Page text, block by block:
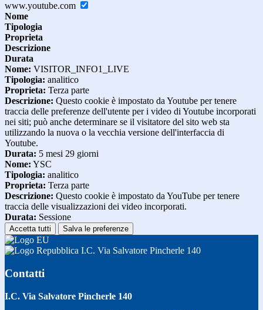
www.youtube.com
Nome
Tipologia
Proprieta
Descrizione
Durata
Nome: VISITOR_INFO1_LIVE
Tipologia: analitico
Proprieta: Terza parte
Descrizione: Questo cookie è impostato da Youtube per tenere
traccia delle preferenze dell'utente per i video di Youtube incorporati
nei siti; può anche determinare se il visitatore del sito web sta
utilizzando la nuova o la vecchia versione dell'interfaccia di
Youtube.
Durata: 5 mesi 29 giorni
Nome: YSC
Tipologia: analitico
Proprieta: Terza parte
Descrizione: Questo cookie è impostato da YouTube per tenere
traccia delle visualizzazioni dei video incorporati.
Durata: Sessione
Accetta tutti Salva le preferenze
I.C. Via Salvatore Pincherle 140
Contatti
I.C. Via Salvatore Pincherle 140